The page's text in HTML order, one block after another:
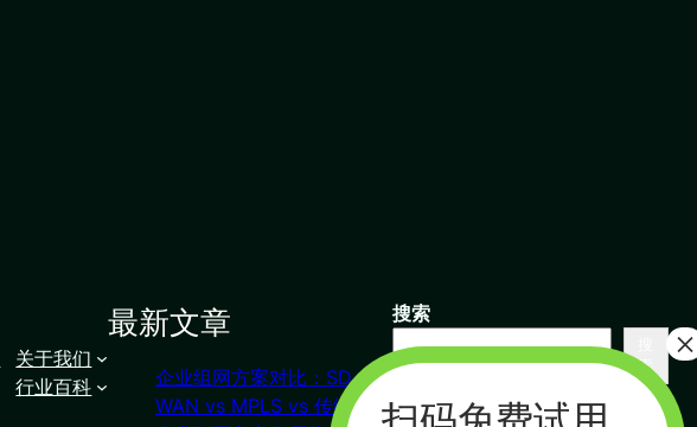
关于我们
行业百科
最新文章
企业组网方案对比：SD-
WAN vs MPLS vs 传统VPN
搜索
索
联系我们